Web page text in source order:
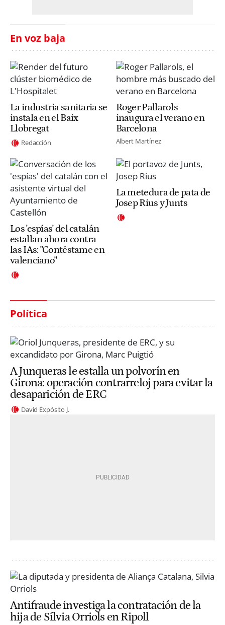
En voz baja
La industria sanitaria se
instala en el Baix
Llobregat
Redacción
Roger Pallarols
inaugura el verano en
Barcelona
Albert Martínez
Los 'espías' del catalán
estallan ahora contra
las IAs: "Contéstame en
valenciano"
La metedura de pata de
Josep Rius y Junts
Política
A Junqueras le estalla un polvorín en
Girona: operación contrarreloj para evitar la
desaparición de ERC
David Expósito J.
Antifraude investiga la contratación de la
hija de Sílvia Orriols en Ripoll